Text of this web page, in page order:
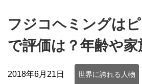
フジコヘミングは
で評価は？年齢や家
2018年6月21日 世界に誇れる人物